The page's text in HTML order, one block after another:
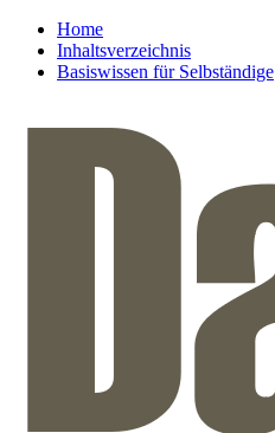
Home
Inhaltsverzeichnis
Basiswissen für Selbständige